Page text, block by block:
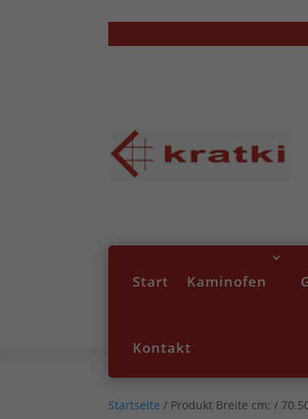
Start Kaminofen
Kontakt
Startseite / Produkt Breite cm: /